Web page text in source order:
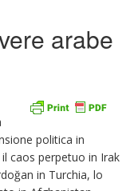
arabe
politica in
caos perpetuo in Irak
in Turchia, lo